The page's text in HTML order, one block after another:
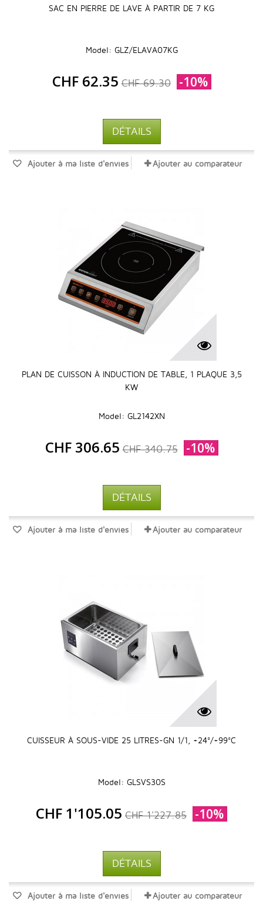
SAC EN PIERRE DE LAVE À PARTIR DE 7 KG
Model: GLZ/ELAVA07KG
CHF 62.35 CHF 69.30 -10%
DÉTAILS
Ajouter à ma liste d'envies Ajouter au comparateur
PLAN DE CUISSON À INDUCTION DE TABLE, 1 PLAQUE 3,5
KW
Model: GL2142XN
CHF 306.65 CHF 340.75 -10%
DÉTAILS
Ajouter à ma liste d'envies Ajouter au comparateur
CUISSEUR À SOUS-VIDE 25 LITRES-GN 1/1, +24°/+99°C
Model: GLSVS30S
CHF 1'105.05 CHF 1'227.85 -10%
DÉTAILS
Ajouter à ma liste d'envies Ajouter au comparateur